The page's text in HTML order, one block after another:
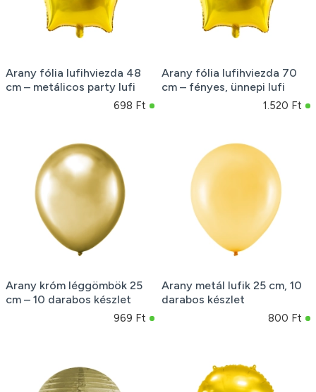
Arany fólia lufihviezda 48
cm – metálicos party lufi
698 Ft
Arany fólia lufihviezda 70
cm – fényes, ünnepi lufi
1.520 Ft
Arany króm léggömbök 25
cm – 10 darabos készlet
969 Ft
Arany metál lufik 25 cm, 10
darabos készlet
800 Ft